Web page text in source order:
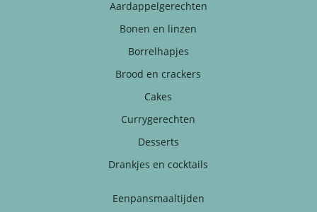
Aardappelgerechten
Bonen en linzen
Borrelhapjes
Brood en crackers
Cakes
Currygerechten
Desserts
Drankjes en cocktails
Eenpansmaaltijden